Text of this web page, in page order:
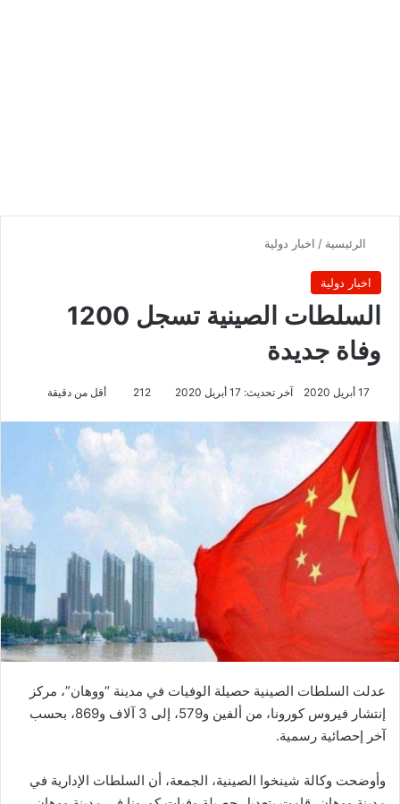
الرئيسية / اخبار دولية
اخبار دولية
السلطات الصينية تسجل 1200
وفاة جديدة
17 أبريل 2020 آخر تحديث: 17 أبريل 2020 212 أقل من دقيقة
عدلت السلطات الصينية حصيلة الوفيات في مدينة “ووهان”، مركز
إنتشار فيروس كورونا، من ألفين و579، إلى 3 آلاف و869، بحسب
آخر إحصائية رسمية.
وأوضحت وكالة شينخوا الصينية، الجمعة، أن السلطات الإدارية في